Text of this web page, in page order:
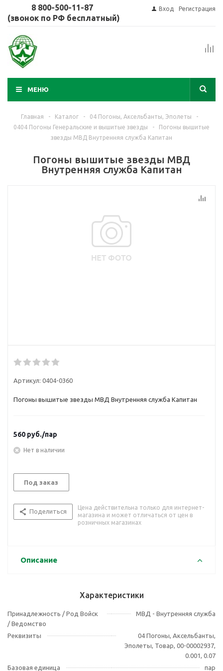
8 800-500-11-87
(звонок по РФ бесплатный)
Вход Регистрация
МЕНЮ
Главная - Каталог - 04 Погоны, Аксельбанты, Эполеты
-
0404 Погоны Генеральские и вышитые звезды
-
Погоны вышитые
звезды МВД Внутренняя служба Капитан
Погоны вышитые звезды МВД
Внутренняя служба Капитан
Артикул: 0404-0360
Погоны вышитые звезды МВД Внутренняя служба Капитан
560 руб./пар
Нет в наличии
Под заказ
Поделиться
Цена действительна только для интернет-
магазина и может отличаться от цен в
розничных магазинах
Описание
Характеристики
Принадлежность / Род Войск
/ Ведомство
МВД - Внутренняя служба
Реквизиты
04 Погоны, Аксельбанты,
Эполеты, Товар, 00-00002937,
0.001, 0.07
Базовая единица
пар